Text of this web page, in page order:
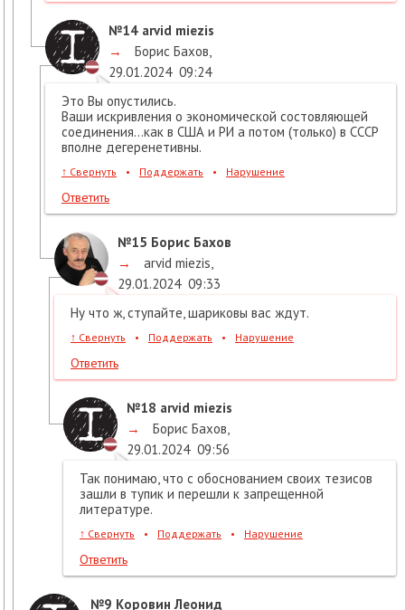
№14 arvid miezis
→
Борис Бахов
29.01.2024 09:24
Это Вы опустились.
Ваши искривления о экономической состовляющей
соединения...как в США и РИ а потом (только) в СССР
вполне дегеренетивны.
↑ Свернуть • Поддержать • Нарушение
Ответить
№15 Борис Бахов
→
arvid miezis
29.01.2024 09:33
Ну что ж, ступайте, шариковы вас ждут.
↑ Свернуть • Поддержать • Нарушение
Ответить
№18 arvid miezis
→
Борис Бахов
29.01.2024 09:56
Так понимаю, что с обоснованием своих тезисов
зашли в тупик и перешли к запрещенной
литературе.
↑ Свернуть • Поддержать • Нарушение
Ответить
№9 Коровин Леонид